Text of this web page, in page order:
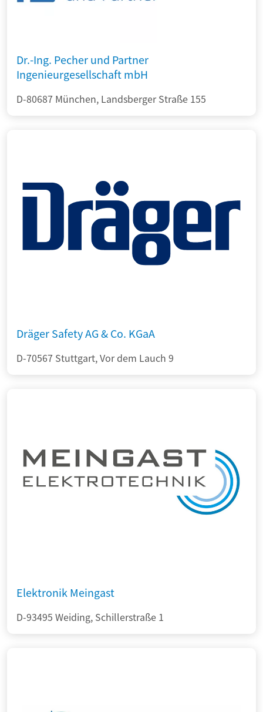
Dr.-Ing. Pecher und Partner
Ingenieurgesellschaft mbH
D-80687 München, Landsberger Straße 155
Dräger Safety AG & Co. KGaA
D-70567 Stuttgart, Vor dem Lauch 9
Elektronik Meingast
D-93495 Weiding, Schillerstraße 1